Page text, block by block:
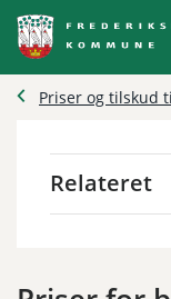
Priser og tilskud
Relateret